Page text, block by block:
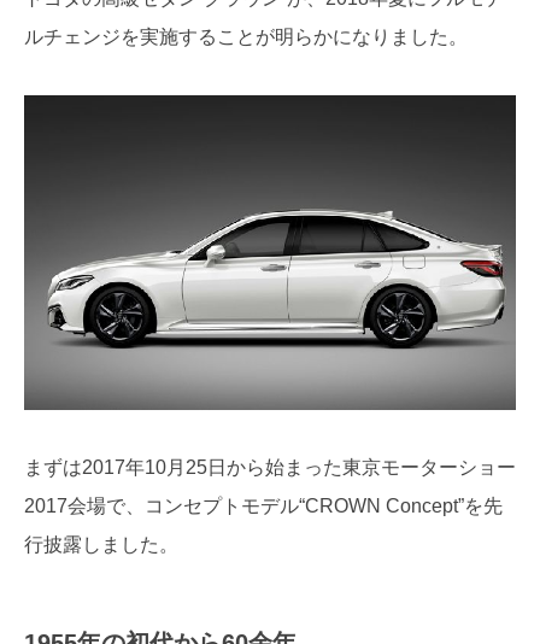
ルチェンジを実施することが明らかになりました。
まずは2017年10月25日から始まった東京モーターショー
2017会場で、コンセプトモデル“CROWN Concept”を先
行披露しました。